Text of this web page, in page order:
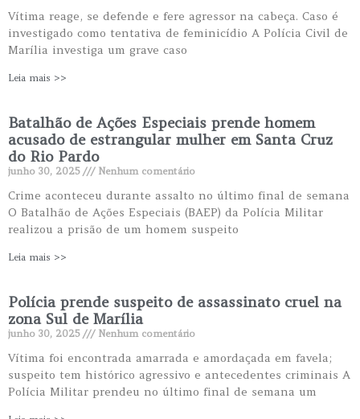
Vítima reage, se defende e fere agressor na cabeça. Caso é
investigado como tentativa de feminicídio A Polícia Civil de
Marília investiga um grave caso
Leia mais >>
Batalhão de Ações Especiais prende homem
acusado de estrangular mulher em Santa Cruz
do Rio Pardo
junho 30, 2025 Nenhum comentário
Crime aconteceu durante assalto no último final de semana
O Batalhão de Ações Especiais (BAEP) da Polícia Militar
realizou a prisão de um homem suspeito
Leia mais >>
Polícia prende suspeito de assassinato cruel na
zona Sul de Marília
junho 30, 2025 Nenhum comentário
Vítima foi encontrada amarrada e amordaçada em favela;
suspeito tem histórico agressivo e antecedentes criminais A
Polícia Militar prendeu no último final de semana um